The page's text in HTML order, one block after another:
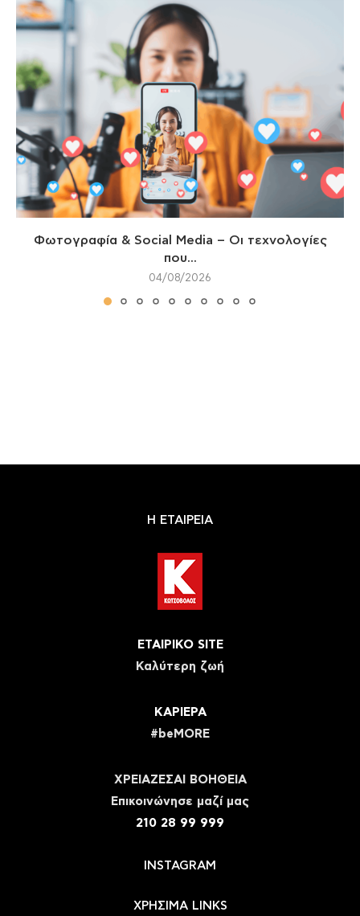
Φωτογραφία & Social Media – Οι τεχνολογίες
που...
04/08/2026
Η ΕΤΑΙΡΕΙΑ
ΕΤΑΙΡΙΚΟ SITE
Καλύτερη ζωή
ΚΑΡΙΕΡΑ
#beMORE
ΧΡΕΙΑΖΕΣΑΙ ΒΟΗΘΕΙΑ
Eπικοινώνησε μαζί μας
210 28 99 999
INSTAGRAM
ΧΡΗΣΙΜΑ LINKS